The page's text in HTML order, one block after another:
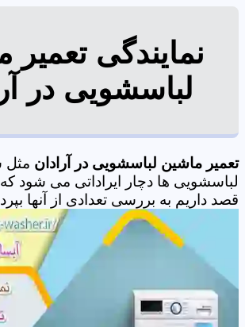
نمایندگی تعمیر
لباسشویی در
تعمیر ماشین لباسشویی در آرادان مثل
لباسشویی ها دچار ایراداتی می شود
قصد داریم به بررسی تعدادی از آنها